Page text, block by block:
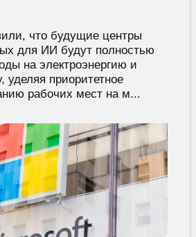
что будущие центры
для ИИ будут полностью
на электроэнергию и
уделяя приоритетное
рабочих мест на м...